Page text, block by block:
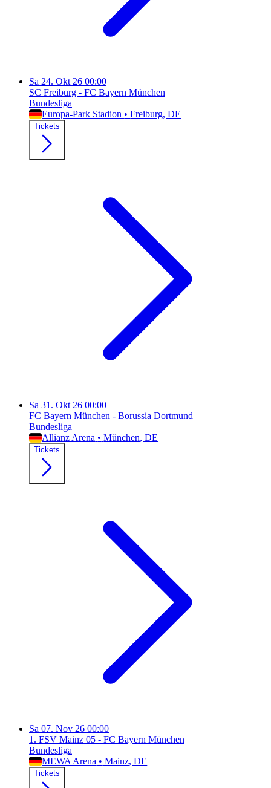
Sa 24. Okt 26 00:00
SC Freiburg - FC Bayern München
Bundesliga
Europa-Park Stadion • Freiburg, DE
Tickets
Sa 31. Okt 26 00:00
FC Bayern München - Borussia Dortmund
Bundesliga
Allianz Arena • München, DE
Tickets
Sa 07. Nov 26 00:00
1. FSV Mainz 05 - FC Bayern München
Bundesliga
MEWA Arena • Mainz, DE
Tickets